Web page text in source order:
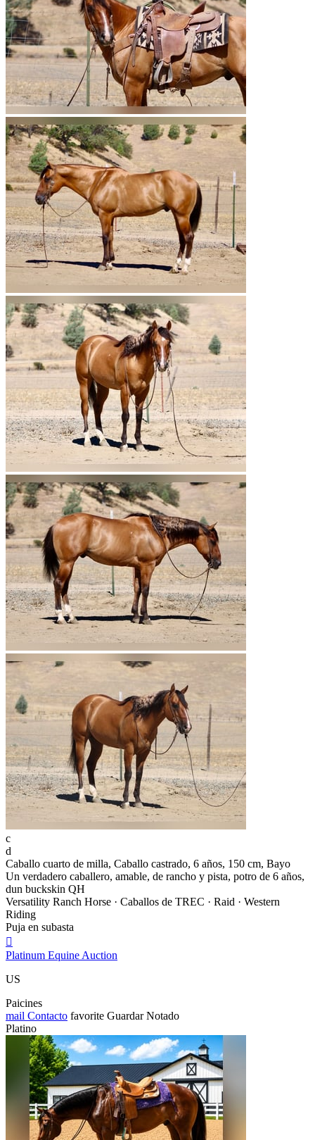
c
d
Caballo cuarto de milla, Caballo castrado, 6 años, 150 cm, Bayo
Un verdadero caballero, amable, de rancho y pista, potro de 6 años,
dun buckskin QH
Versatility Ranch Horse · Caballos de TREC · Raid · Western
Riding
Puja en subasta

Platinum Equine Auction
US
Paicines
mail Contacto favorite Guardar Notado
Platino